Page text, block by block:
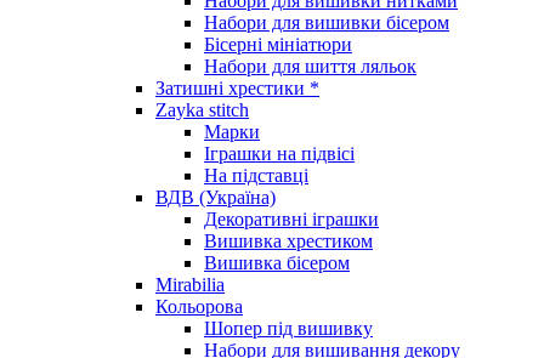
Набори для вишивки бісером
Бісерні мініатюри
Набори для шиття ляльок
Затишні хрестики *
Zayka stitch
Марки
Іграшки на підвісі
На підставці
ВДВ (Україна)
Декоративні іграшки
Вишивка хрестиком
Вишивка бісером
Mirabilia
Кольорова
Шопер під вишивку
Набори для вишивання декору